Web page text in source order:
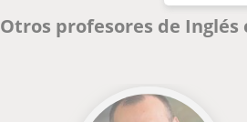
Otros profesores de